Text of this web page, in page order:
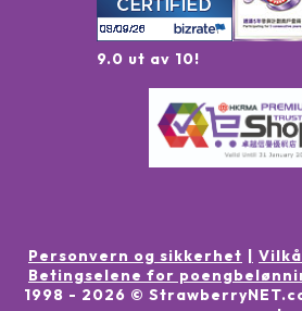
9.0 ut av 10!
Personvern og sikkerhet
Betingselene for
1998 - 2026 ©